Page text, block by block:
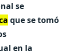
se
que se tomó
en la